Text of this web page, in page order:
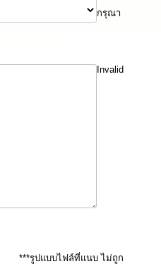
กรุณา
Invalid
***รูปแบบไฟล์ที่แนบ ไม่ถูก